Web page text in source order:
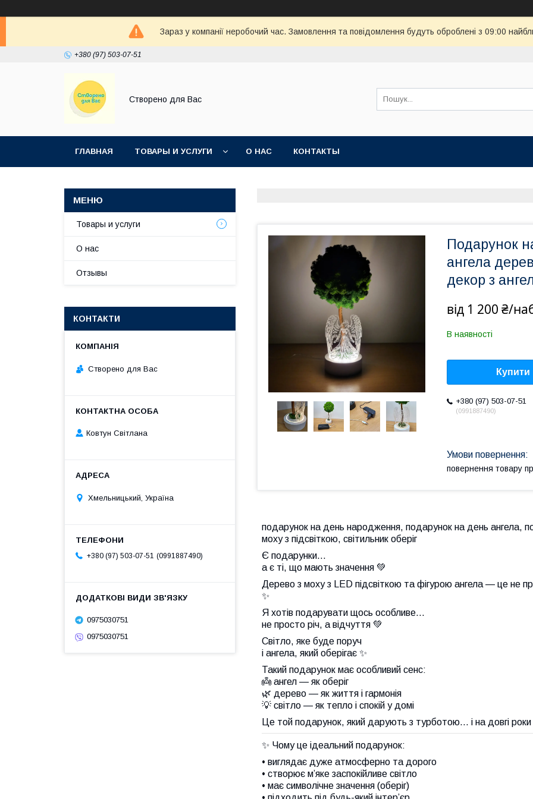
Зараз у компанії неробочий час. Замовлення та повідомлення будуть оброблені з 09:00
+380 (97) 503-07-51
Створено для Вас
ГЛАВНАЯ ТОВАРЫ И УСЛУГИ О НАС КОНТАКТЫ
Подарунок
ангела
декор з
від 1 200 ₴/
В наявності
Купити
+380 (97) 503-07-51
0991887490
повернення товару
подарунок на день народження, подарунок на день ангела,
моху з підсвіткою, світильник оберіг
Є подарунки…
а є ті, що мають значення 💚
Дерево з моху з LED підсвіткою та фігурою ангела — це не
✨
Я хотів подарувати щось особливе…
не просто річ, а відчуття 💚
Світло, яке буде поруч
і ангела, який оберігає ✨
Такий подарунок має особливий сенс:
👼 ангел — як оберіг
🌿 дерево — як життя і гармонія
💡 світло — як тепло і спокій у домі
Це той подарунок, який дарують з турботою… і на довгі
✨ Чому це ідеальний подарунок:
• виглядає дуже атмосферно та дорого
• створює м’яке заспокійливе світло
• має символічне значення (оберіг)
Товары и услуги
О нас
Отзывы
КОНТАКТИ
Створено для Вас
Ковтун Світлана
Хмельницький, Україна
+380 (97) 503-07-51 0991887490
0975030751
0975030751